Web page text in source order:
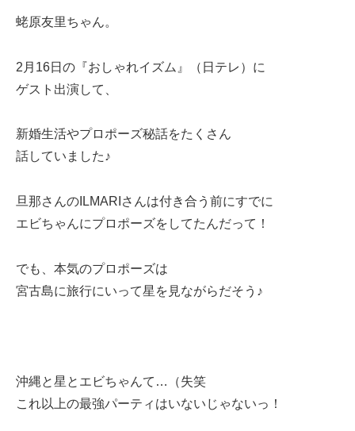
蛯原友里ちゃん。
2月16日の『おしゃれイズム』（日テレ）に
ゲスト出演して、
新婚生活やプロポーズ秘話をたくさん
話していました♪
旦那さんのILMARIさんは付き合う前にすでに
エビちゃんにプロポーズをしてたんだって！
でも、本気のプロポーズは
宮古島に旅行にいって星を見ながらだそう♪
沖縄と星とエビちゃんて…（失笑
これ以上の最強パーティはいないじゃないっ！